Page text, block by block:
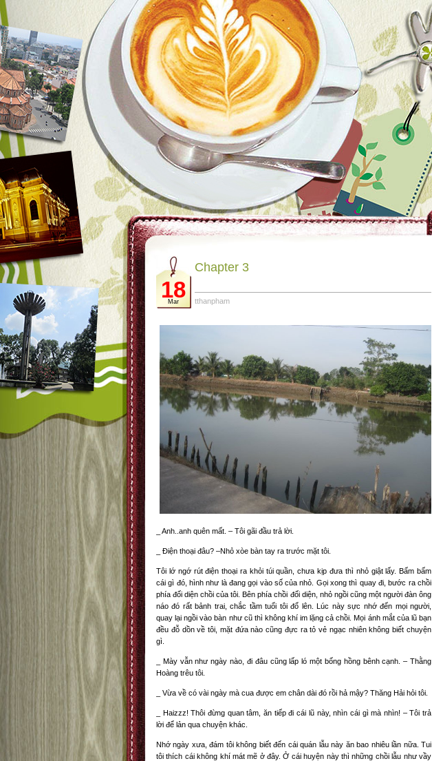
18
Mar
Chapter 3
tthanpham
_ Anh..anh quên mất. – Tôi gãi đầu trả lời.
_ Điện thoại đâu? –Nhỏ xòe bàn tay ra trước mặt tôi.
Tôi lớ ngớ rút điện thoại ra khỏi túi quần, chưa kịp đưa thì nhỏ giật lấy. Bấm bấm
cái gì đó, hình như là đang gọi vào số của nhỏ. Gọi xong thì quay đi, bước ra chồi
phía đối diện chồi của tôi. Bên phía chồi đối diện, nhỏ ngồi cũng một người đàn ông
náo đó rất bảnh trai, chắc tầm tuổi tôi đổ lên. Lúc này sực nhớ đến mọi người,
quay lại ngồi vào bàn như cũ thì không khí im lặng cả chồi. Mọi ánh mắt của lũ bạn
đều đỗ dồn về tôi, mặt đứa nào cũng đực ra tỏ vẻ ngạc nhiên không biết chuyện
gì.
_ Mày vẫn như ngày nào, đi đâu cũng lấp ló một bống hồng bênh cạnh. – Thằng
Hoàng trêu tôi.
_ Vừa về có vài ngày mà cua được em chân dài đó rồi hả mậy? Thăng Hải hỏi tôi.
_ Haizzz! Thôi đừng quan tâm, ăn tiếp đi cái lũ này, nhìn cái gì mà nhìn! – Tôi trả
lời để lản qua chuyện khác.
Nhớ ngày xưa, đám tôi không biết đến cái quán lẫu này ăn bao nhiêu lần nữa. Tui
tôi thích cái không khí mát mẽ ở đây. Ở cái huyện này thì những chồi lẫu như vầy